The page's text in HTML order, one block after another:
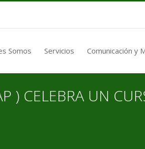
Somos Servicios Comunicación y
) CELEBRA UN